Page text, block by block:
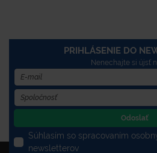
PRIHLÁSENIE DO
Nenechajte si újsť
Odoslať
Súhlasím so spracovaním
newsletterov